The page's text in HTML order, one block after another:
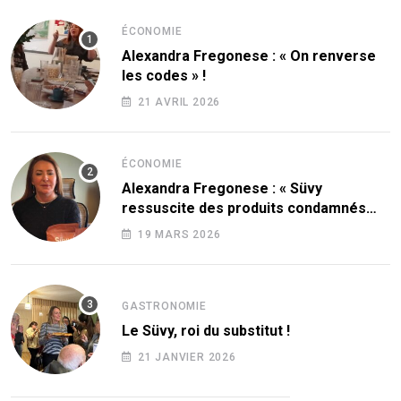
ÉCONOMIE
Alexandra Fregonese : « On renverse
les codes » !
21 AVRIL 2026
ÉCONOMIE
Alexandra Fregonese : « Süvy
ressuscite des produits condamnés
par le sucre ! »
19 MARS 2026
GASTRONOMIE
Le Süvy, roi du substitut !
21 JANVIER 2026